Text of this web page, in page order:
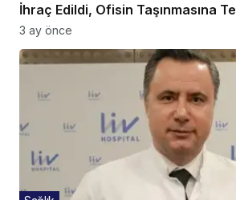
İhraç Edildi, Ofisin Taşınmasına
3 ay önce